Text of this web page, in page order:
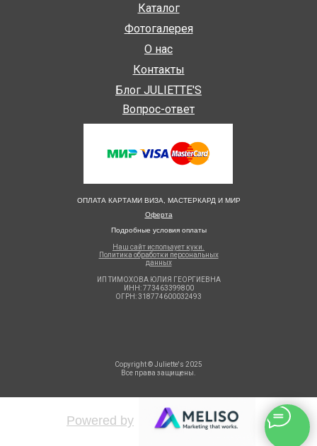
Copyright © Juliette's 2025
Все права защищены.
ОПЛАТА КАРТАМИ ВИЗА, МАСТЕРКАРД И МИР
Оферта
Подробные условия оплаты
Каталог
О нас
Наш сайт использует куки.
Политика обработки персональных
данных
Контакты
Блог JULIETTE'S
Фотогалерея
ИП ТИМОХОВА ЮЛИЯ ГЕОРГИЕВНА
ИНН: 773463399800
ОГРН: 318774600032493
Вопрос-ответ
Powered by